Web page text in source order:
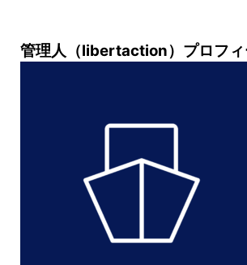
管理人（libertaction）プロフィ